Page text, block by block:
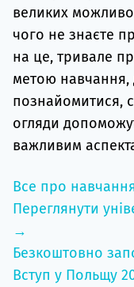
великих
чого не знаєте
на це, тривале
метою навчання,
познайомитися,
огляди
важливим
Все про
Переглянути
→
Безкоштовно
Вступ у Польщу